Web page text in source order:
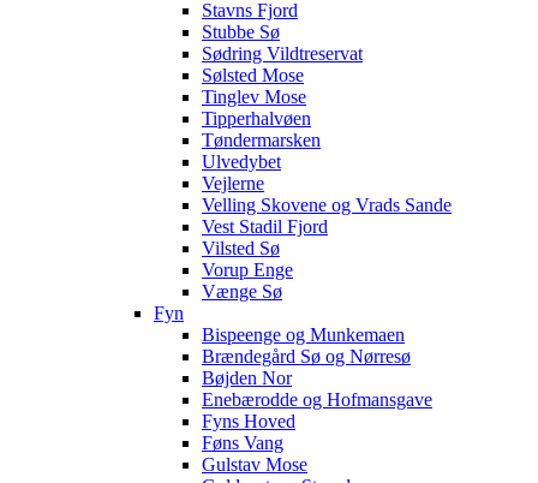
Stavns Fjord
Stubbe Sø
Sødring Vildtreservat
Sølsted Mose
Tinglev Mose
Tipperhalvøen
Tøndermarsken
Ulvedybet
Vejlerne
Velling Skovene og Vrads Sande
Vest Stadil Fjord
Vilsted Sø
Vorup Enge
Vænge Sø
Fyn
Bispeenge og Munkemaen
Brændegård Sø og Nørresø
Bøjden Nor
Enebærodde og Hofmansgave
Fyns Hoved
Føns Vang
Gulstav Mose